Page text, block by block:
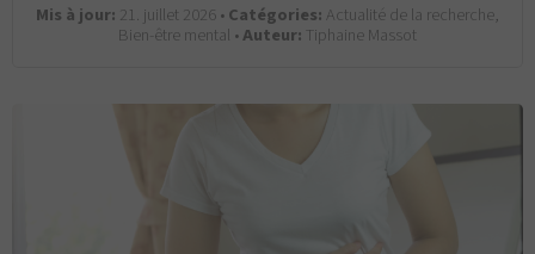
Mis à jour: 21. juillet 2026 •Catégories: Actualité de la recherche,
Bien-être mental •Auteur: Tiphaine Massot